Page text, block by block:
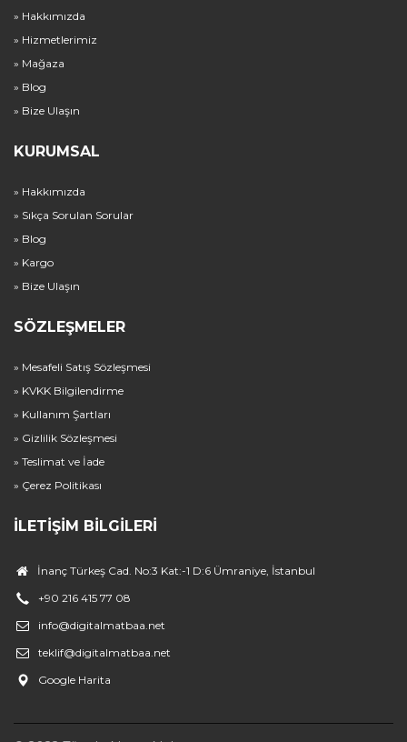
» Hakkımızda
» Hizmetlerimiz
» Mağaza
» Blog
» Bize Ulaşın
KURUMSAL
» Hakkımızda
» Sıkça Sorulan Sorular
» Blog
» Kargo
» Bize Ulaşın
SÖZLEŞMELER
» Mesafeli Satış Sözleşmesi
» KVKK Bilgilendirme
» Kullanım Şartları
» Gizlilik Sözleşmesi
» Teslimat ve İade
» Çerez Politikası
İLETIŞIM BILGILERI
İnanç Türkeş Cad. No:3 Kat:-1 D:6 Ümraniye, İstanbul
+90 216 415 77 08
info@digitalmatbaa.net
teklif@digitalmatbaa.net
Google Harita